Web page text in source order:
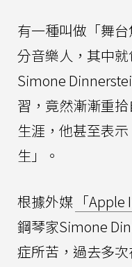
有一種叫做「舞
分音樂人，其中
Simone
習，竟然漸漸重
生涯，他甚至表
生」。
根據外媒 「Apple
鋼琴家Simone
症所苦，過去多